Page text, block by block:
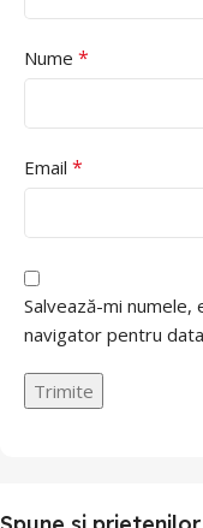
Nume *
Email *
Salvează-mi numele,
navigator pentru